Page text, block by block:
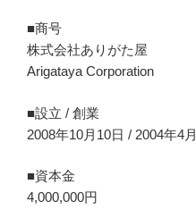
■商号
株式会社ありがた屋
Arigataya Corporation
■設立 / 創業
2008年10月10日 / 2004年4月
■資本金
4,000,000円